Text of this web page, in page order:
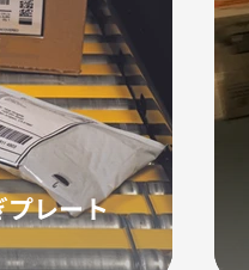
プレート